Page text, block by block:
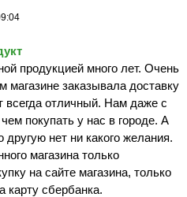
продукцией много лет. Очень
магазине заказывала доставку
всегда отличный. Нам даже с
покупать у нас в городе. А
нет ни какого желания.
магазина только
на сайте магазина, только
карту сбербанка.